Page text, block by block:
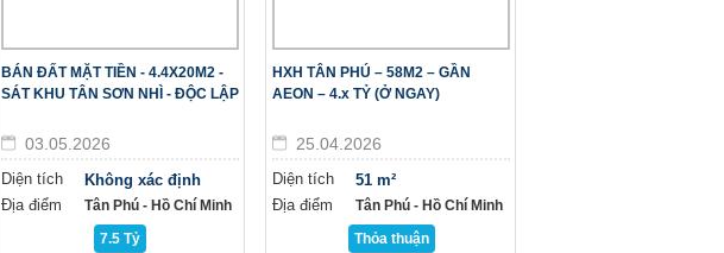
BÁN ĐẤT MẶT TIỀN - 4.4X20M2 -
SÁT KHU TÂN SƠN NHÌ - ĐỘC LẬP
03.05.2026
Diện tích
Địa điểm
Không xác định
Tân Phú - Hồ Chí Minh
7.5 Tỷ
HXH TÂN PHÚ – 58M2 – GẦN
AEON – 4.x TỶ (Ở NGAY)
25.04.2026
Diện tích
Địa điểm
51 m²
Tân Phú - Hồ Chí Minh
Thỏa thuận